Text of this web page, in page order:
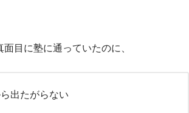
目に塾に通っていたのに、
出たがらない